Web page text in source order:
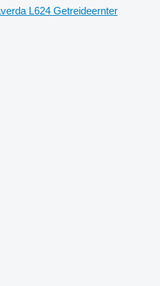
L624 Getreideernter